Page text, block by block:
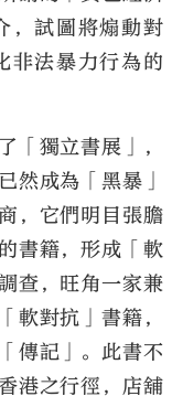
，試圖將煽動對
非法暴力行為的
「獨立書展」，
然成為「黑暴」
，它們明目張膽
書籍，形成「軟
查，旺角一家兼
軟對抗」書籍，
傳記」。此書不
港之行徑，店舖